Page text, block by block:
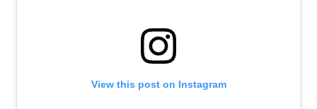
View this post on Instagram